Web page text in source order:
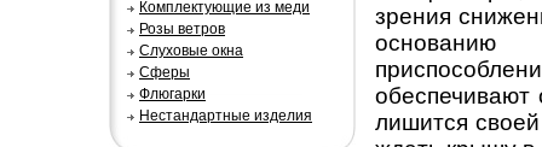
Комплектующие из меди
Розы ветров
Слуховые окна
Сферы
Флюгарки
Нестандартные изделия
зрения
основанию
обеспечивают
лишится